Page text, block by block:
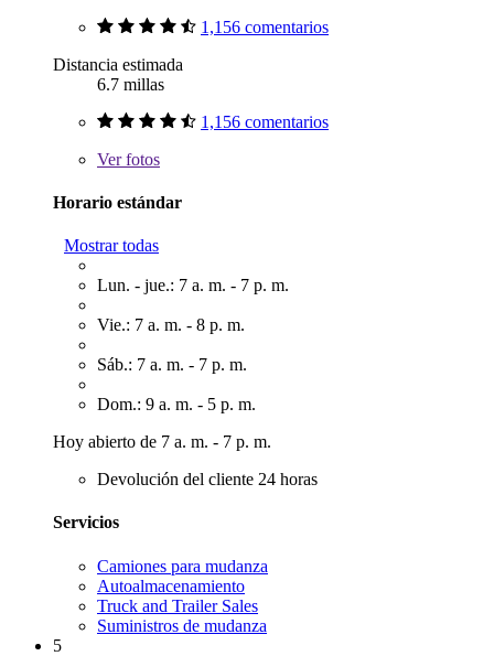
1,156 comentarios
Distancia estimada
6.7 millas
1,156 comentarios
Verfotos
Horario estándar
Mostrar todas
Lun. - jue.: 7 a. m. - 7 p. m.
Vie.: 7 a. m. - 8 p. m.
Sáb.: 7 a. m. - 7 p. m.
Dom.: 9 a. m. - 5 p. m.
Hoy abierto de 7 a. m. - 7 p. m.
Devolución del cliente 24 horas
Servicios
Camiones para mudanza
Autoalmacenamiento
Truck and Trailer Sales
Suministros de mudanza
5